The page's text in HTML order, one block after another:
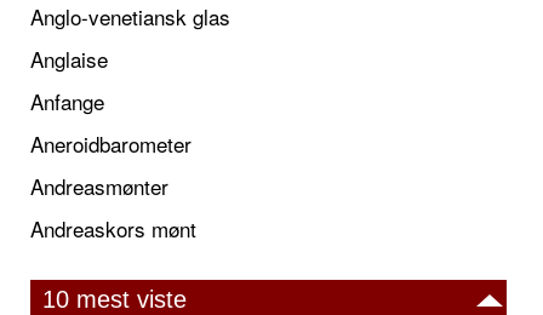
Anglo-venetiansk glas
Anglaise
Anfange
Aneroidbarometer
Andreasmønter
Andreaskors mønt
10 mest viste